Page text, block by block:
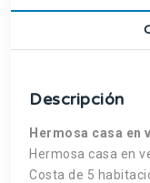
Descripción
Hermosa casa en
Hermosa casa en
Costa de 5